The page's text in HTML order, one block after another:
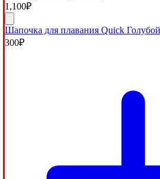
1,100₽
Шапочка для плавания Quick Голубой
300₽